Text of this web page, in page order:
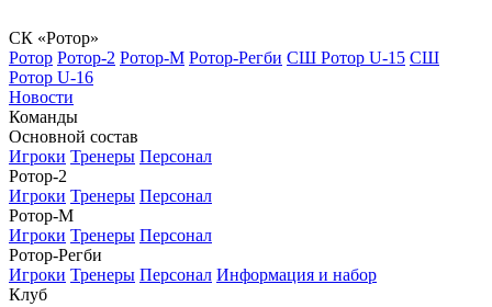
СК «Ротор»
Ротор Ротор-2 Ротор-М Ротор-Регби СШ Ротор U-15 СШ
Ротор U-16
Новости
Команды
Основной состав
Игроки Тренеры Персонал
Ротор-2
Игроки Тренеры Персонал
Ротор-М
Игроки Тренеры Персонал
Ротор-Регби
Игроки Тренеры Персонал Информация и набор
Клуб